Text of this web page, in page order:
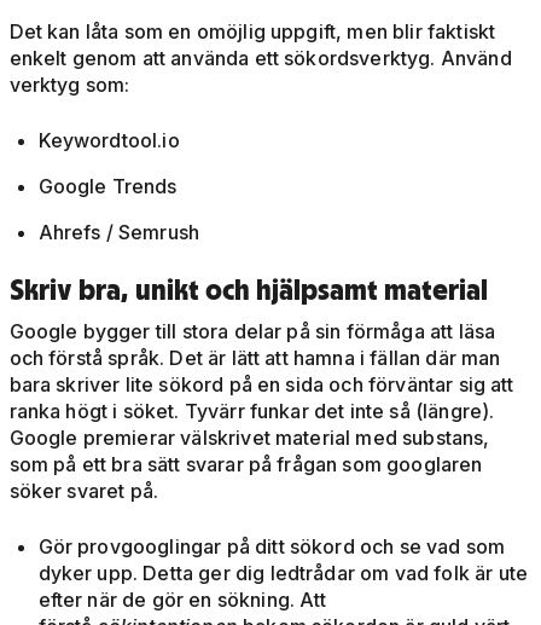
Det kan låta som en omöjlig uppgift, men blir faktiskt
enkelt genom att använda ett sökordsverktyg. Använd
verktyg som:
Keywordtool.io
Google Trends
Ahrefs / Semrush
Skriv bra, unikt och hjälpsamt material
Google bygger till stora delar på sin förmåga att läsa
och förstå språk. Det är lätt att hamna i fällan där man
bara skriver lite sökord på en sida och förväntar sig att
ranka högt i söket. Tyvärr funkar det inte så (längre).
Google premierar välskrivet material med substans,
som på ett bra sätt svarar på frågan som googlaren
söker svaret på.
Gör provgooglingar på ditt sökord och se vad som
dyker upp. Detta ger dig ledtrådar om vad folk är ute
efter när de gör en sökning. Att